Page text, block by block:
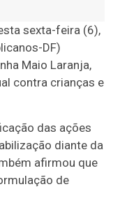
sexta-feira (6),
DF)
Maio Laranja,
contra crianças e
das ações
diante da
afirmou que
de